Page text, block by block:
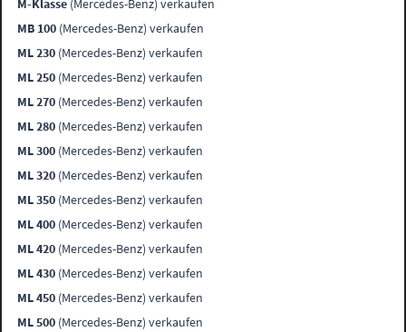
M-Klasse (Mercedes-Benz) verkaufen
MB 100 (Mercedes-Benz) verkaufen
ML 230 (Mercedes-Benz) verkaufen
ML 250 (Mercedes-Benz) verkaufen
ML 270 (Mercedes-Benz) verkaufen
ML 280 (Mercedes-Benz) verkaufen
ML 300 (Mercedes-Benz) verkaufen
ML 320 (Mercedes-Benz) verkaufen
ML 350 (Mercedes-Benz) verkaufen
ML 400 (Mercedes-Benz) verkaufen
ML 420 (Mercedes-Benz) verkaufen
ML 430 (Mercedes-Benz) verkaufen
ML 450 (Mercedes-Benz) verkaufen
ML 500 (Mercedes-Benz) verkaufen